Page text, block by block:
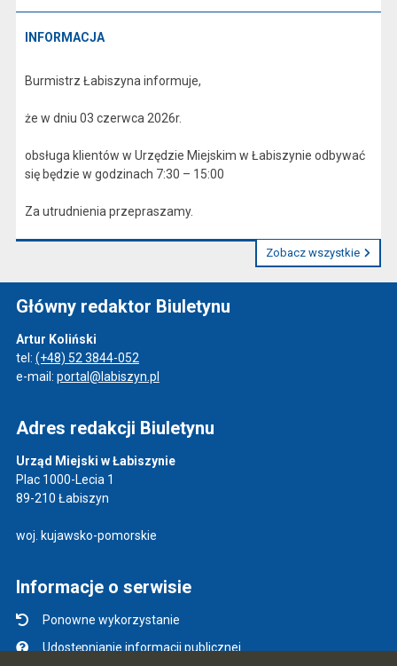
INFORMACJA
Burmistrz Łabiszyna informuje,
że w dniu 03 czerwca 2026r.
obsługa klientów w Urzędzie Miejskim w Łabiszynie odbywać
się będzie w godzinach 7:30 – 15:00
Za utrudnienia przepraszamy.
Zobacz wszystkie
Główny redaktor Biuletynu
Artur Koliński
tel: (+48) 52 3844-052
e-mail: portal@labiszyn.pl
Adres redakcji Biuletynu
Urząd Miejski w Łabiszynie
Plac 1000-Lecia 1
89-210 Łabiszyn
woj. kujawsko-pomorskie
Informacje o serwisie
Ponowne wykorzystanie
Udostępnianie informacji publicznej